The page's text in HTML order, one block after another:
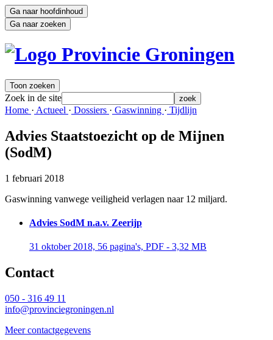
Ga naar hoofdinhoud
Ga naar zoeken
Toon zoeken
Zoek in de site zoek
Home · Actueel · Dossiers · Gaswinning · Tijdlijn
Advies Staatstoezicht op de Mijnen
(SodM)
1 februari 2018
Gaswinning vanwege veiligheid verlagen naar 12 miljard.
Advies SodM n.a.v. Zeerijp
31 oktober 2018, 56 pagina's, PDF - 3,32 MB
Contact
050 - 316 49 11
info@provinciegroningen.nl
Meer contactgegevens